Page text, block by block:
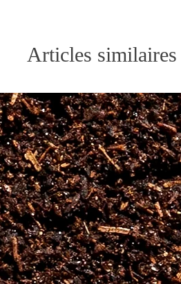
Articles similaires